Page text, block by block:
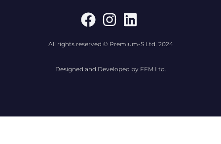
All rights reserved © Premium-S Ltd. 2024
Designed and Developed by FFM Ltd.